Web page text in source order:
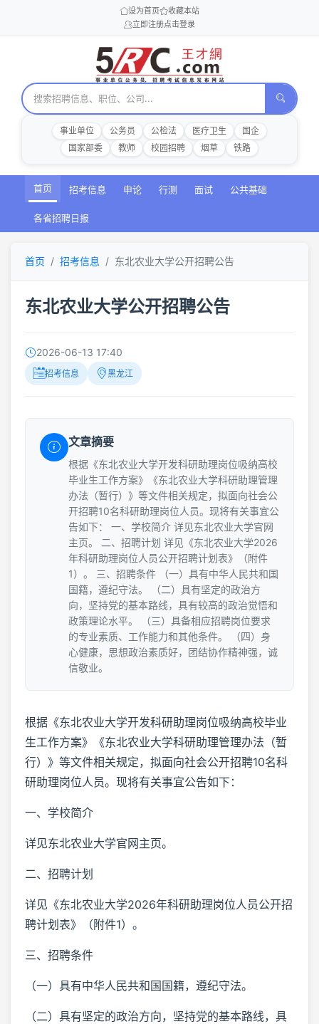
设为首页
收藏本站
立即注册点击登录
事业单位 公务员 公检法 医疗卫生
国企
国家部委
教师 校园招聘 烟草 铁路
首页 招考信息 申论 行测 面试 公共基础
各省招聘日报
首页 招考信息 东北农业大学公开招聘公告
东北农业大学公开招聘公告
2026-06-13 17:40
招考信息 黑龙江
文章摘要
根据《东北农业大学开发科研助理岗位吸纳高校
毕业生工作方案》《东北农业大学科研助理管理
办法（暂行）》等文件相关规定，拟面向社会公
开招聘10名科研助理岗位人员。现将有关事宜公
告如下： 一、学校简介 详见东北农业大学官网
主页。 二、招聘计划 详见《东北农业大学2026
年科研助理岗位人员公开招聘计划表》（附件
1）。 三、招聘条件 （一）具有中华人民共和国
国籍，遵纪守法。 （二）具有坚定的政治方
向，坚持党的基本路线，具有较高的政治觉悟和
政策理论水平。 （三）具备相应招聘岗位要求
的专业素质、工作能力和其他条件。 （四）身
心健康，思想政治素质好，团结协作精神强，诚
信敬业。
根据《东北农业大学开发科研助理岗位吸纳高校毕业
生工作方案》《东北农业大学科研助理管理办法（暂
行）》等文件相关规定，拟面向社会公开招聘10名科
研助理岗位人员。现将有关事宜公告如下：
一、学校简介
详见东北农业大学官网主页。
二、招聘计划
详见《东北农业大学2026年科研助理岗位人员公开招
聘计划表》（附件1）。
三、招聘条件
（一）具有中华人民共和国国籍，遵纪守法。
（二）具有坚定的政治方向，坚持党的基本路线，具